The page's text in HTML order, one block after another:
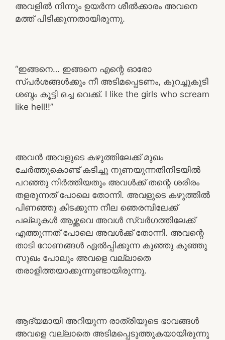
അവളിൽ നിന്നും ഉയർന്ന ശീൽക്കാരം അവനെ
മത്ത് പിടിക്കുന്നതായിരുന്നു.
“ഇങ്ങനെ… ഇങ്ങനെ എന്റെ ഓരോ
സ്പർശങ്ങൾക്കും നീ അടിമപ്പെടണം, കുറച്ചുകൂടി
ശബ്ദം കൂട്ടി ഒച്ച വെക്ക്. I like the girls who scream
like hell!!”
അവൻ അവളുടെ കഴുത്തിലേക്ക് മുഖം
ചേർത്തുകൊണ്ട് കടിച്ചു നുണയുന്നതിനിടയിൽ
പറഞ്ഞു നിർത്തിയതും അവൾക്ക് തന്റെ ശരീരം
തളരുന്നത് പോലെ തോന്നി. അവളുടെ കഴുത്തിൽ
പിണഞ്ഞു കിടക്കുന്ന നീല ഞെരമ്പിലേക്ക്
പല്ലുകൾ ആഴ്ത്തവെ അവൾ സ്വർഗത്തിലേക്ക്
എത്തുന്നത് പോലെ അവൾക്ക് തോന്നി. അവന്റെ
താടി റോണങ്ങൾ ഏൽപ്പിക്കുന്ന കുഞ്ഞു കുഞ്ഞു
സുഖം പോലും അവളെ വല്ലാതെ
തരാളിത്തയാക്കുന്നുണ്ടായിരുന്നു.
ആദ്യമായി അറിയുന്ന രാത്രിയുടെ ഭാവങ്ങൾ
അവളെ വല്ലാതെ അടിമപ്പെടുത്തുകയായിരുന്നു